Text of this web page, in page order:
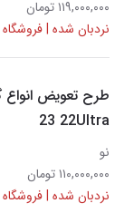
۱۱۹,۰۰۰,۰۰۰ تومان
نردبان شده | فروشگاه
23 22Ultra
نو
۱۱۰,۰۰۰,۰۰۰ تومان
نردبان شده | فروشگاه